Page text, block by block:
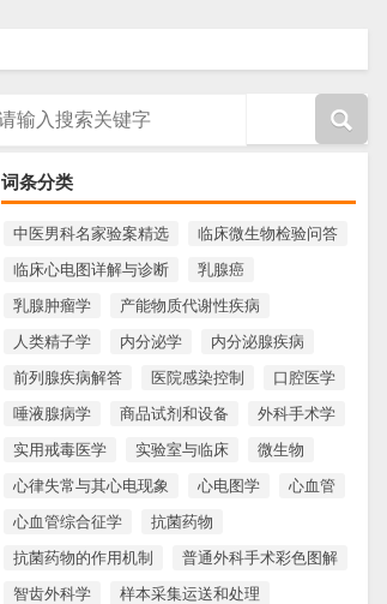
词条分类
中医男科名家验案精选
临床微生物检验问答
临床心电图详解与诊断
乳腺癌
乳腺肿瘤学
产能物质代谢性疾病
人类精子学
内分泌学
内分泌腺疾病
前列腺疾病解答
医院感染控制
口腔医学
唾液腺病学
商品试剂和设备
外科手术学
实用戒毒医学
实验室与临床
微生物
心律失常与其心电现象
心电图学
心血管
心血管综合征学
抗菌药物
抗菌药物的作用机制
普通外科手术彩色图解
智齿外科学
样本采集运送和处理